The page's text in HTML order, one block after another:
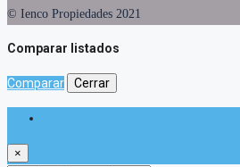
© Ienco Propiedades 2021
Comparar listados
Comparar Cerrar
×